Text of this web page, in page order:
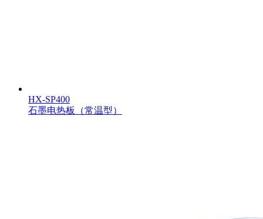
HX-SP400
石墨电热板（常温型）